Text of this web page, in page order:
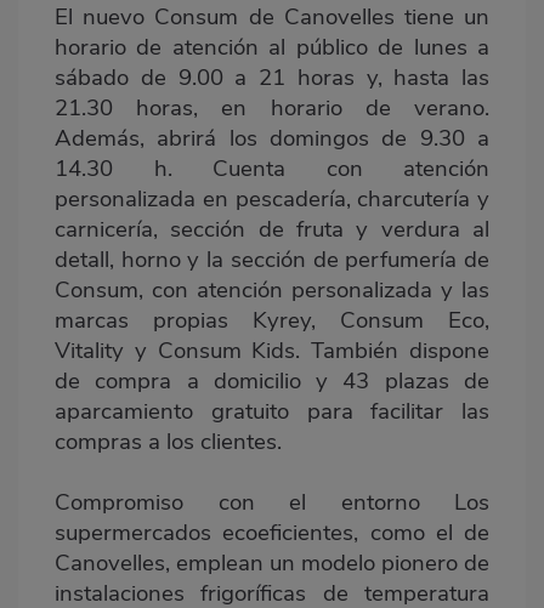
El nuevo Consum de Canovelles tiene un
horario de atención al público de lunes a
sábado de 9.00 a 21 horas y, hasta las
21.30 horas, en horario de verano.
Además, abrirá los domingos de 9.30 a
14.30 h. Cuenta con atención
personalizada en pescadería, charcutería y
carnicería, sección de fruta y verdura al
detall, horno y la sección de perfumería de
Consum, con atención personalizada y las
marcas propias Kyrey, Consum Eco,
Vitality y Consum Kids. También dispone
de compra a domicilio y 43 plazas de
aparcamiento gratuito para facilitar las
compras a los clientes.
Compromiso con el entorno Los
supermercados ecoeficientes, como el de
Canovelles, emplean un modelo pionero de
instalaciones frigoríficas de temperatura